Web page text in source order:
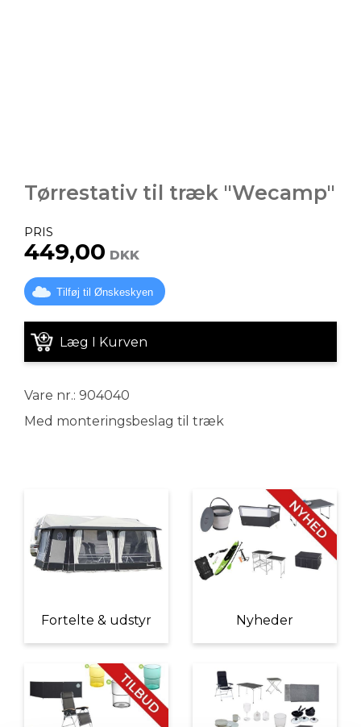
Tørrestativ til træk "Wecamp"
PRIS
449,00 DKK
Tilføj til Ønskeskyen
Læg I Kurven
Vare nr.: 904040
Med monteringsbeslag til træk
Fortelte & udstyr Nyheder